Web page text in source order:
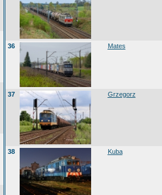
36 Mates
37 Grzegorz
38 Kuba